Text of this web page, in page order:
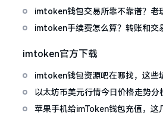
imtoken钱包交易所靠不靠谱？老
imtoken手续费怎么算？转账和交
imtoken官方下载
imtoken钱包资源吧在哪找，这些
以太坊币美元行情今日价格走势分
免追涨杀跌被套牢
苹果手机给imToken钱包充值，这